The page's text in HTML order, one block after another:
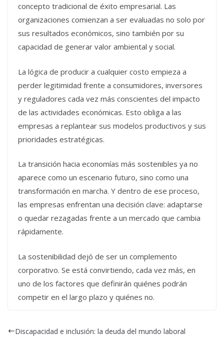
concepto tradicional de éxito empresarial. Las
organizaciones comienzan a ser evaluadas no solo por
sus resultados económicos, sino también por su
capacidad de generar valor ambiental y social.
La lógica de producir a cualquier costo empieza a
perder legitimidad frente a consumidores, inversores
y reguladores cada vez más conscientes del impacto
de las actividades económicas. Esto obliga a las
empresas a replantear sus modelos productivos y sus
prioridades estratégicas.
La transición hacia economías más sostenibles ya no
aparece como un escenario futuro, sino como una
transformación en marcha. Y dentro de ese proceso,
las empresas enfrentan una decisión clave: adaptarse
o quedar rezagadas frente a un mercado que cambia
rápidamente.
La sostenibilidad dejó de ser un complemento
corporativo. Se está convirtiendo, cada vez más, en
uno de los factores que definirán quiénes podrán
competir en el largo plazo y quiénes no.
Discapacidad e inclusión: la deuda del mundo laboral